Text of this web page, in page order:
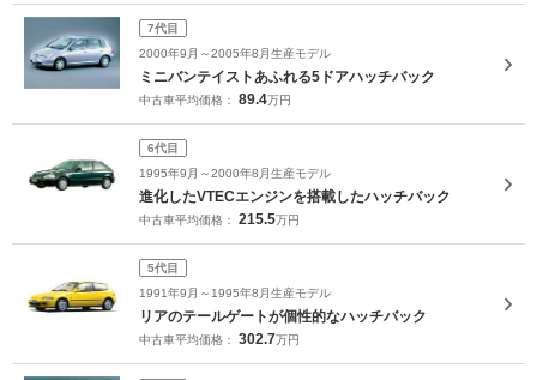
7代目
2000年9月～2005年8月生産モデル
ミニバンテイストあふれる5ドアハッチバック
中古車平均価格： 89.4万円
6代目
1995年9月～2000年8月生産モデル
進化したVTECエンジンを搭載したハッチバック
中古車平均価格： 215.5万円
5代目
1991年9月～1995年8月生産モデル
リアのテールゲートが個性的なハッチバック
中古車平均価格： 302.7万円